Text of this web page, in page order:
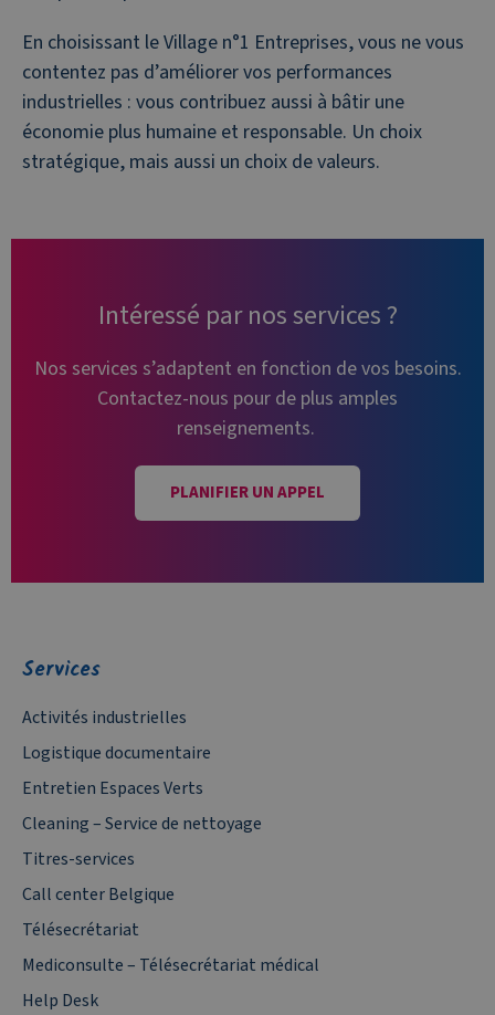
En choisissant le Village n°1 Entreprises, vous ne vous
contentez pas d’améliorer vos performances
industrielles : vous contribuez aussi à bâtir une
économie plus humaine et responsable. Un choix
stratégique, mais aussi un choix de valeurs.
Intéressé par nos services ?
Nos services s’adaptent en fonction de vos besoins.
Contactez-nous pour de plus amples
renseignements.
PLANIFIER UN APPEL
Services
Activités industrielles
Logistique documentaire
Entretien Espaces Verts
Cleaning – Service de nettoyage
Titres-services
Call center Belgique
Télésecrétariat
Mediconsulte – Télésecrétariat médical
Help Desk